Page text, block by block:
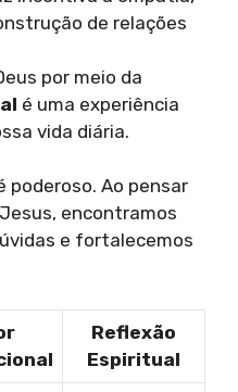
de relações
por meio da
é uma experiência
vida diária.
Ao pensar
encontramos
e fortalecemos
Reflexão
Espiritual